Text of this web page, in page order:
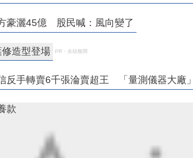
豪灑45億 股民喊：風向變了
修造型登場 PR・永劫無間
反手轉賣6千張淪賣超王 「量測儀器大廠
款